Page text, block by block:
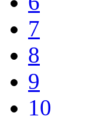
7
8
9
10